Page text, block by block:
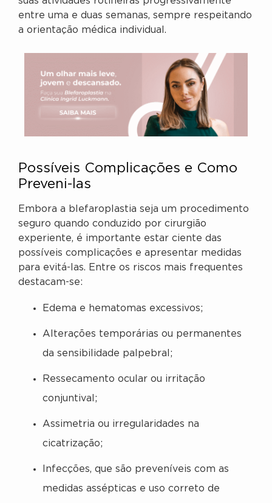
entre uma e duas semanas, sempre respeitando
a orientação médica individual.
Possíveis Complicações e Como
Preveni-las
Embora a blefaroplastia seja um procedimento
seguro quando conduzido por cirurgião
experiente, é importante estar ciente das
possíveis complicações e apresentar medidas
para evitá-las. Entre os riscos mais frequentes
destacam-se:
Edema e hematomas excessivos;
Alterações temporárias ou permanentes
da sensibilidade palpebral;
Ressecamento ocular ou irritação
conjuntival;
Assimetria ou irregularidades na
cicatrização;
Infecções, que são preveníveis com as
medidas assépticas e uso correto de